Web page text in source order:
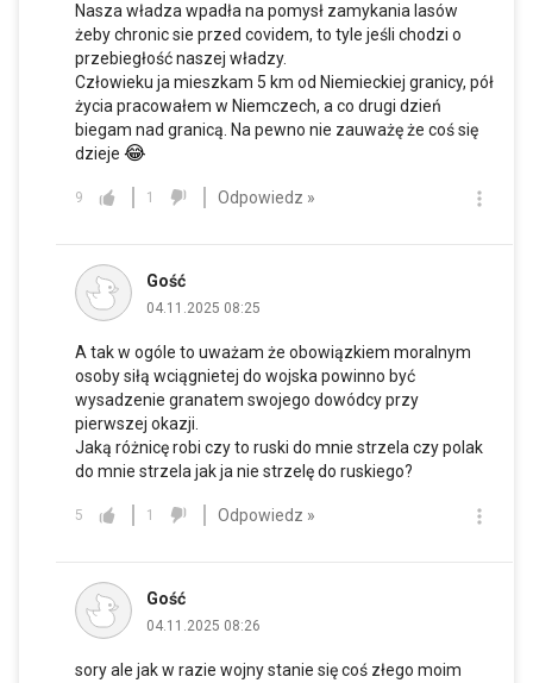
Nasza władza wpadła na pomysł zamykania lasów
żeby chronic sie przed covidem, to tyle jeśli chodzi o
przebiegłość naszej władzy.
Człowieku ja mieszkam 5 km od Niemieckiej granicy, pół
życia pracowałem w Niemczech, a co drugi dzień
biegam nad granicą. Na pewno nie zauważę że coś się
dzieje 😂
9 1 Odpowiedz »
Gość
04.11.2025 08:25
A tak w ogóle to uważam że obowiązkiem moralnym
osoby siłą wciągnietej do wojska powinno być
wysadzenie granatem swojego dowódcy przy
pierwszej okazji.
Jaką różnicę robi czy to ruski do mnie strzela czy polak
do mnie strzela jak ja nie strzelę do ruskiego?
5 1 Odpowiedz »
Gość
04.11.2025 08:26
sory ale jak w razie wojny stanie się coś złego moim